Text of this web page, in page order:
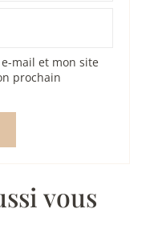
mail et mon site
prochain
vous